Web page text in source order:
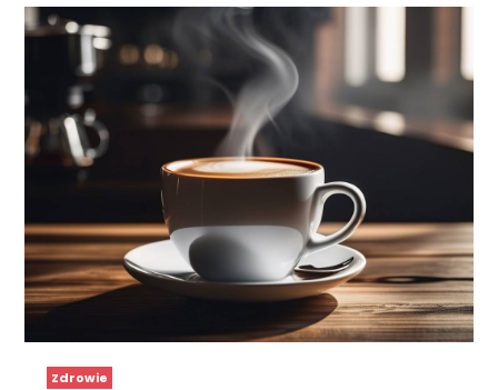
Zdrowie